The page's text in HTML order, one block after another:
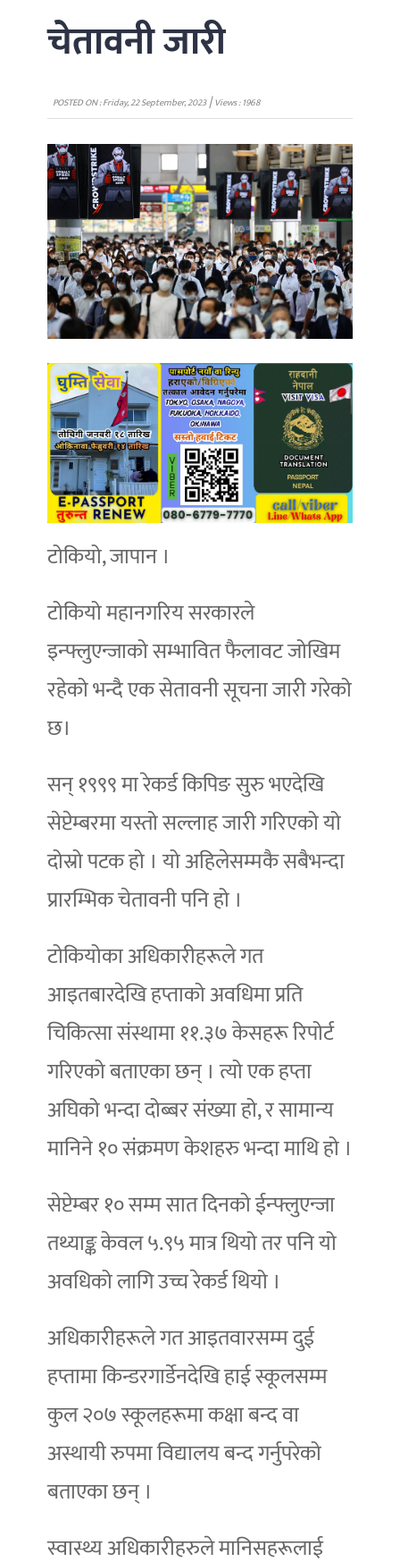
चेतावनी जारी
POSTED ON : Friday, 22 September, 2023|Views : 1968
टोकियो, जापान ।
टोकियो महानगरिय सरकारले
इन्फ्लुएन्जाको सम्भावित फैलावट जोखिम
रहेको भन्दै एक सेतावनी सूचना जारी गरेको
छ।
सन् १९९९ मा रेकर्ड किपिङ सुरु भएदेखि
सेप्टेम्बरमा यस्तो सल्लाह जारी गरिएको यो
दोस्रो पटक हो । यो अहिलेसम्मकै सबैभन्दा
प्रारम्भिक चेतावनी पनि हो ।
टोकियोका अधिकारीहरूले गत
आइतबारदेखि हप्ताको अवधिमा प्रति
चिकित्सा संस्थामा ११.३७ केसहरू रिपोर्ट
गरिएको बताएका छन् । त्यो एक हप्ता
अघिको भन्दा दोब्बर संख्या हो, र सामान्य
मानिने १० संक्रमण केशहरु भन्दा माथि हो ।
सेप्टेम्बर १० सम्म सात दिनको ईन्फ्लुएन्जा
तथ्याङ्क केवल ५.९५ मात्र थियो तर पनि यो
अवधिको लागि उच्च रेकर्ड थियो ।
अधिकारीहरूले गत आइतवारसम्म दुई
हप्तामा किन्डरगार्डेनदेखि हाई स्कूलसम्म
कुल २०७ स्कूलहरूमा कक्षा बन्द वा
अस्थायी रुपमा विद्यालय बन्द गर्नुपरेको
बताएका छन् ।
स्वास्थ्य अधिकारीहरुले मानिसहरूलाई